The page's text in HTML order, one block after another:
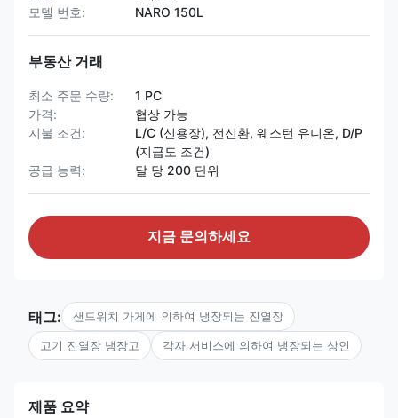
모델 번호:
NARO 150L
부동산 거래
최소 주문 수량:
1 PC
가격:
협상 가능
지불 조건:
L/C (신용장), 전신환, 웨스턴 유니온, D/P
(지급도 조건)
공급 능력:
달 당 200 단위
지금 문의하세요
태그: 샌드위치 가게에 의하여 냉장되는 진열장
고기 진열장 냉장고 각자 서비스에 의하여 냉장되는 상인
제품 요약